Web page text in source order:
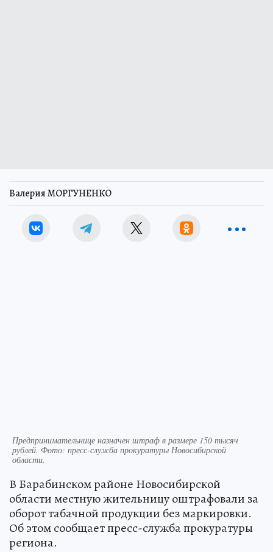
Валерия МОРГУНЕНКО
Предпринимательнице назначен штраф в размере 150 тысяч
рублей. Фото: пресс-служба прокуратуры Новосибирской
области.
В Барабинском районе Новосибирской
области местную жительницу оштрафовали за
оборот табачной продукции без маркировки.
Об этом сообщает пресс-служба прокуратуры
региона.